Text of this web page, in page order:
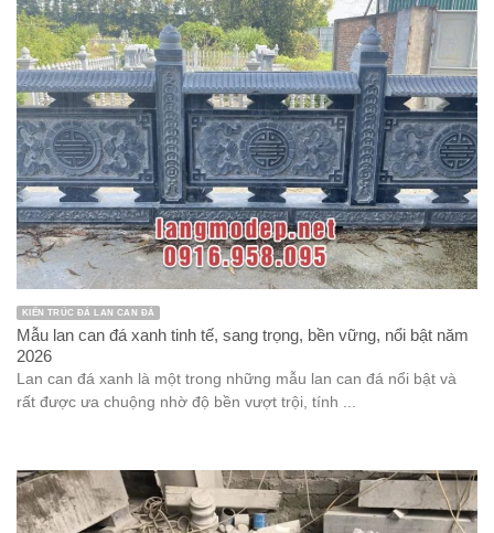
KIẾN TRÚC ĐÁ LAN CAN ĐÁ
Mẫu lan can đá xanh tinh tế, sang trọng, bền vững, nổi bật năm
2026
Lan can đá xanh là một trong những mẫu lan can đá nổi bật và
rất được ưa chuộng nhờ độ bền vượt trội, tính ...